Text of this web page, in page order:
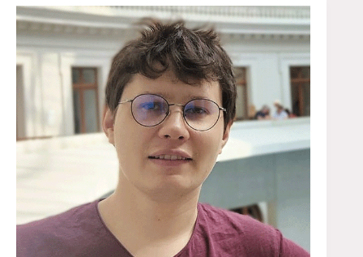
–
Séminaire
de
l’axe
« Numérique »
du
Cerlis